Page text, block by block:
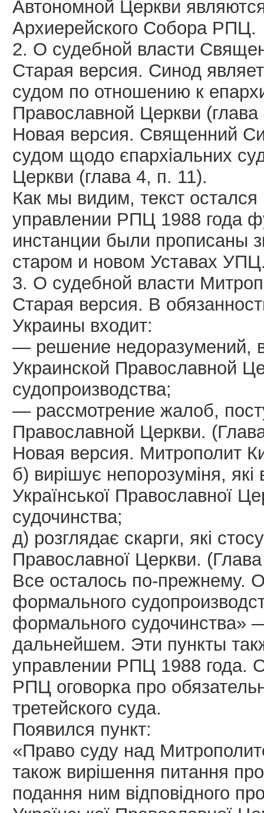
Автономной Церкви
Архиерейского Собора РПЦ.
2. О судебной власти
Старая версия. Синод
судом по отношению к
Православной Церкви
Новая версия. Священний
судом щодо єпархіальних
Церкви (глава 4, п. 11).
Как мы видим, текст
управлении РПЦ 1988 года
инстанции были прописаны
старом и новом Уставах
3. О судебной власти
Старая версия. В
Украины входит:
— решение недоразумений,
Украинской Православной
судопроизводства;
— рассмотрение жалоб,
Православной Церкви.
Новая версия. Митрополит
б) вирішує непорозуміня,
Української Православної
судочинства;
д) розглядає скарги, які
Православної Церкви.
Все осталось по-прежнему.
формального
формального судочинства»
дальнейшем. Эти пункты
управлении РПЦ 1988 года.
РПЦ оговорка про
третейского суда.
Появился пункт:
«Право суду над
також вирішення питання
подання ним відповідного